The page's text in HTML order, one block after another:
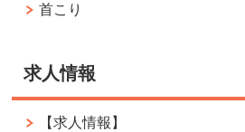
首こり
求人情報
【求人情報】